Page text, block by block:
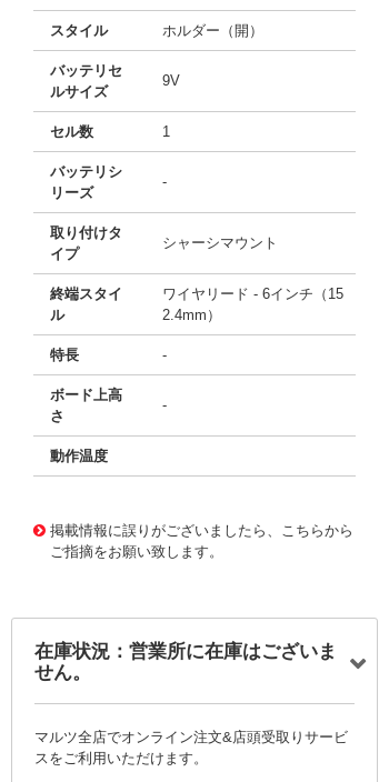
スタイル ホルダー（開）
バッテリセ
ルサイズ
9V
セル数 1
バッテリシ
リーズ
-
取り付けタ
イプ
シャーシマウント
終端スタイ
ル
ワイヤリード - 6インチ（15
2.4mm）
特長 -
ボード上高
さ
-
動作温度
掲載情報に誤りがございましたら、こちらから
ご指摘をお願い致します。
在庫状況：営業所に在庫はございま
せん。
マルツ全店でオンライン注文&店頭受取りサービ
スをご利用いただけます。